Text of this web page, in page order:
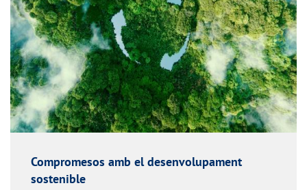
Compromesos amb el desenvolupament
sostenible